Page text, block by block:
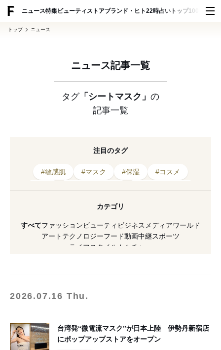
ニュース特集ビューティ ストアブランド・ヒト22時占い トップ100 スナッ
トップ ニュース
ニュース記事一覧
タグ「シートマスク」 の
記事一覧
注目のタグ
#敏感肌 #マスク #保湿
#コスメ
#リップ
#ポップアップ
#日本限定
#シートマスク
カテゴリ
すべてファッションビューティ ビジネス メディアワールド
アート テクノロジーフード動画中継スポーツ
ライフスタイル
カルチャー
2026.07.16 Thu.
台湾発“微電流マスク”が日本上陸 伊勢丹新宿店
にポップアップストアをオープン